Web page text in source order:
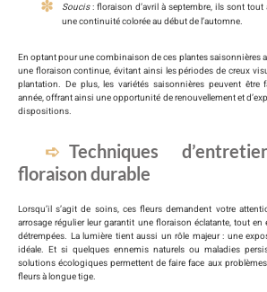
Soucis: floraison d’avril à septembre, ils sont
une continuité colorée au début de l’automne.
En optant pour une combinaison de ces plantes saisonnières
une floraison continue, évitant ainsi les périodes de creux
plantation. De plus, les variétés saisonnières peuvent être
année, offrant ainsi une opportunité de renouvellement et
dispositions.
Techniques
floraison durable
Lorsqu’il s’agit de soins, ces fleurs demandent votre
arrosage régulier leur garantit une floraison éclatante, tout
détrempées. La lumière tient aussi un rôle majeur : une
idéale. Et si quelques ennemis naturels ou maladies
solutions écologiques permettent de faire face aux
fleurs à longue tige.